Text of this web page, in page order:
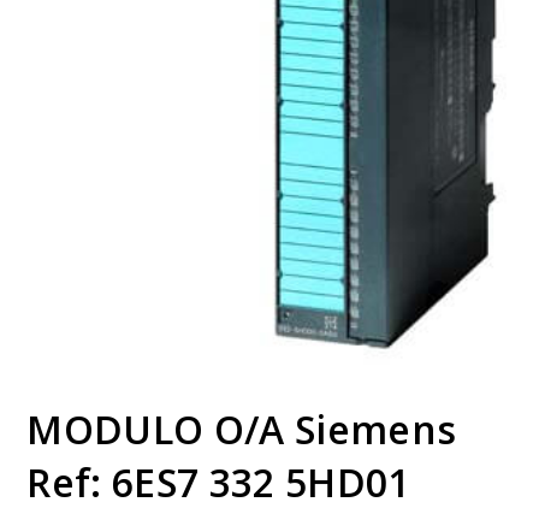
MODULO O/A Siemens
Ref: 6ES7 332 5HD01